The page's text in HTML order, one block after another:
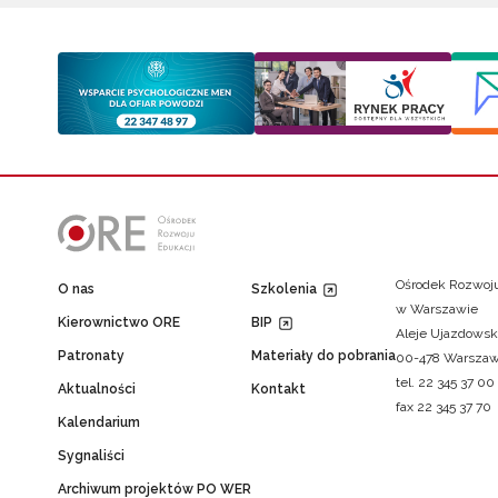
O nas
Kierownictwo ORE
Patronaty
Aktualności
Kalendarium
Sygnaliści
Archiwum projektów PO WER
Szkolenia
BIP
Materiały do pobrania
Kontakt
Ośrodek
w Warszawie
Aleje
00-478
tel. 22 345 37 00
fax 22 345 37 70